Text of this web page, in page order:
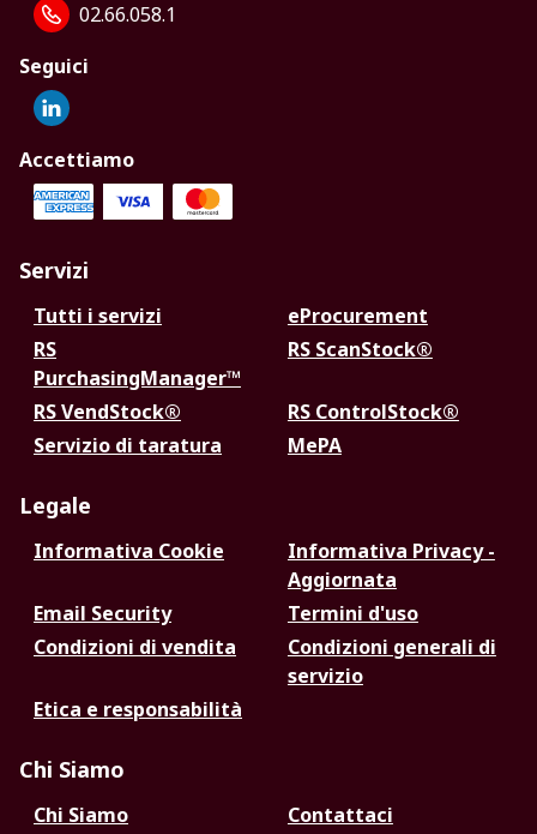
02.66.058.1
Seguici
Accettiamo
Servizi
Tutti i servizi
eProcurement
RS
PurchasingManager™
RS ScanStock®
RS VendStock®
RS ControlStock®
Servizio di taratura
MePA
Legale
Informativa Cookie
Informativa Privacy -
Aggiornata
Email Security
Termini d'uso
Condizioni di vendita
Condizioni generali di
servizio
Etica e responsabilità
Chi Siamo
Chi Siamo Contattaci